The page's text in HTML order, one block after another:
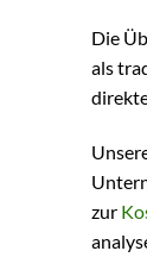
Die
als
zur